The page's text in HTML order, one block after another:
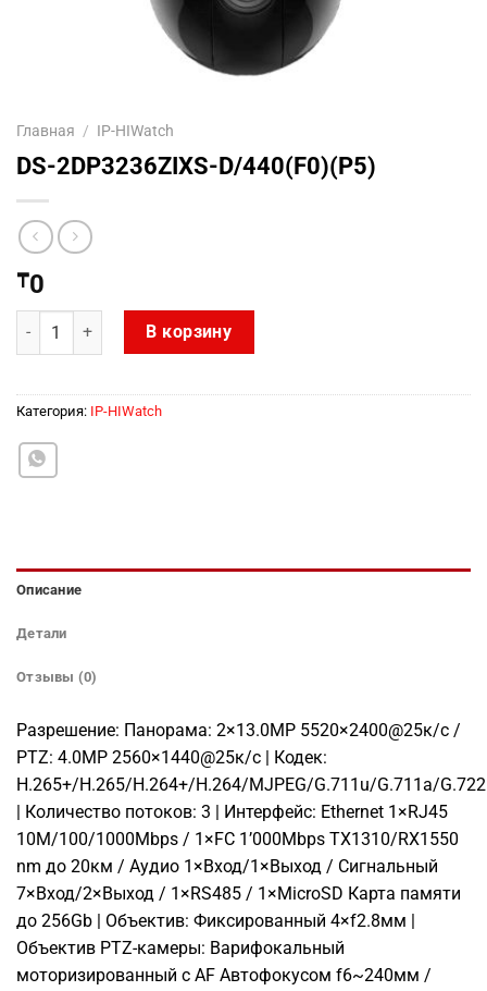
Главная / IP-HIWatch
DS-2DP3236ZIXS-D/440(F0)(P5)
₸0
Количество товара DS-2DP3236ZIXS-D/440(F0)(P5)
В корзину
Категория: IP-HIWatch
Описание
Детали
Отзывы (0)
Разрешение: Панорама: 2×13.0МР 5520×2400@25к/с /
PTZ: 4.0МР 2560×1440@25к/с | Кодек:
H.265+/H.265/H.264+/H.264/MJPEG/G.711u/G.711a/
| Количество потоков: 3 | Интерфейс: Ethernet 1×RJ45
10M/100/1000Mbps / 1×FC 1’000Mbps TX1310/RX1550
nm до 20км / Аудио 1×Вход/1×Выход / Сигнальный
7×Вход/2×Выход / 1×RS485 / 1×MicroSD Карта памяти
до 256Gb | Объектив: Фиксированный 4×f2.8мм |
Объектив PTZ-камеры: Варифокальный
моторизированный с AF Автофокусом f6~240мм /